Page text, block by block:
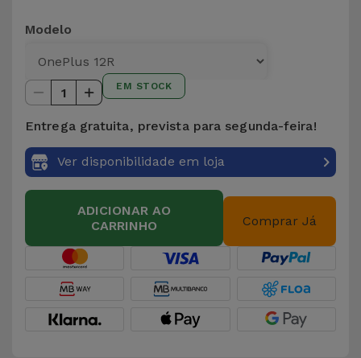
TCL
Outras
Marcas
Ver
tudo
Correntes
para
Gadgets
Higiene
e Casa
Bolsas e
Malas
Localizadores
e Acessórios
Modelo
1 EM STOCK
Entrega gratuita, prevista para segunda-feira!
Ver disponibilidade em loja
ADICIONAR AO
CARRINHO
Comprar Já